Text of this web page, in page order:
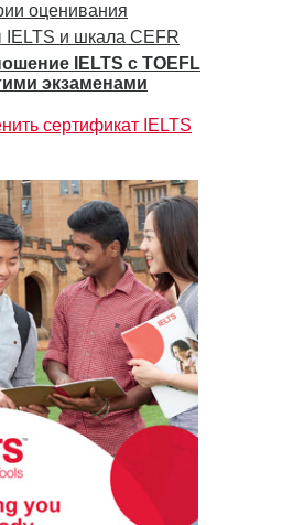
оценивания
IELTS и шкала CEFR
IELTS с TOEFL
экзаменами
сертификат IELTS